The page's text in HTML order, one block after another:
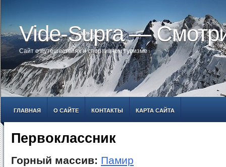
Vide-Supra —
Сайт о путешествиях и спортивном туризме
ГЛАВНАЯ О САЙТЕ КОНТАКТЫ КАРТА САЙТА
Первоклассник
Горный массив: Памир